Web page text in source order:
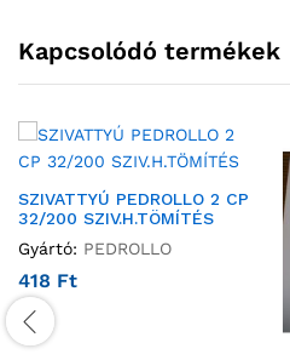
Kapcsolódó termékek
SZIVATTYÚ PEDROLLO 2 CP
32/200 SZIV.H.TÖMÍTÉS
Gyártó: PEDROLLO
418 Ft